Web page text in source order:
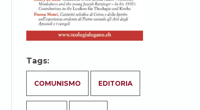
Tags:
COMUNISMO EDITORIA